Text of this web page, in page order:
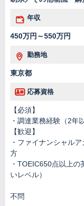
年収
450万円～550万円
勤務地
東京都
応募資格
【必須】
・調達業務経験（2年
【歓迎】
・ファイナンシャル
方
・TOEIC650点以上
いレベル）
不問